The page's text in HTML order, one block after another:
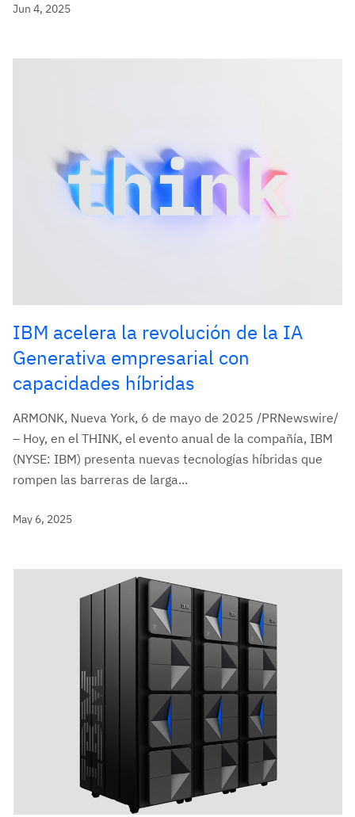
Jun 4, 2025
IBM acelera la revolución de la IA
Generativa empresarial con
capacidades híbridas
ARMONK, Nueva York, 6 de mayo de 2025 /PRNewswire/
– Hoy, en el THINK, el evento anual de la compañía, IBM
(NYSE: IBM) presenta nuevas tecnologías híbridas que
rompen las barreras de larga...
May 6, 2025